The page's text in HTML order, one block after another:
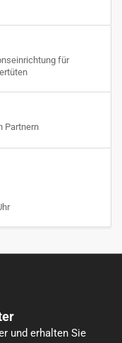
für
Partnern
und erhalten Sie